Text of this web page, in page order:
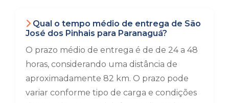
Qual o tempo médio de entrega de São
José dos Pinhais para Paranaguá?
O prazo médio de entrega é de de 24 a 48
horas, considerando uma distância de
aproximadamente 82 km. O prazo pode
variar conforme tipo de carga e condições